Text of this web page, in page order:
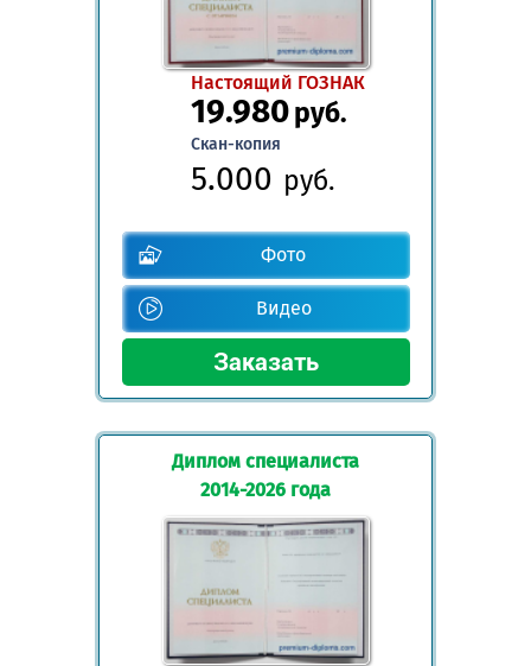
Настоящий ГОЗНАК
19.980руб.
Скан-копия
5.000 руб.
Фото
Видео
Диплом специалиста
2014-2026 года